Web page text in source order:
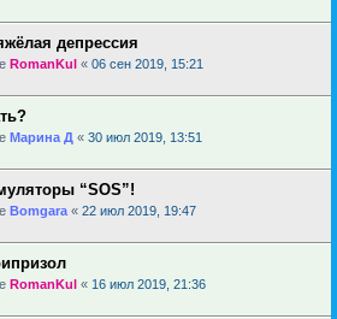
депрессия
RomanKul « 06 сен 2019, 15:21
Марина Д « 30 июл 2019, 13:51
“SOS”!
Bomgara « 22 июл 2019, 19:47
RomanKul « 16 июл 2019, 21:36